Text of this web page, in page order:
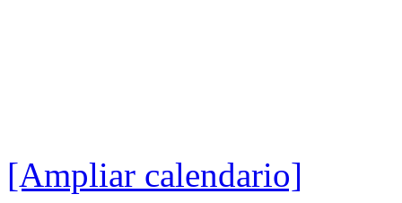
[Ampliar calendario]